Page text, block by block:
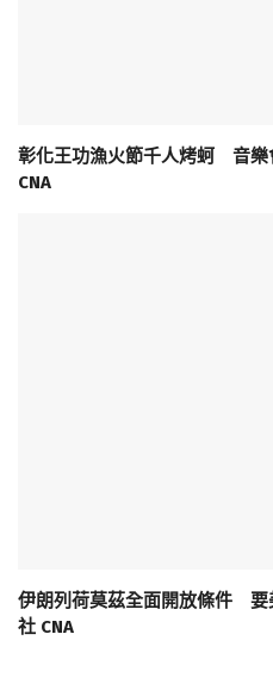
彰化王功漁火節千人烤蚵 音
CNA
伊朗列荷莫茲全面開放條件
社 CNA